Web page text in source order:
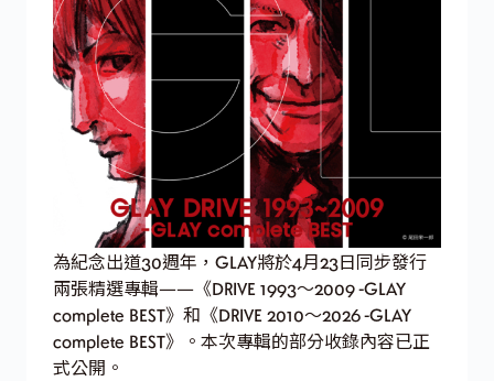
為紀念出道30週年，GLAY將於4月23日同步發行
兩張精選專輯——《DRIVE 1993～2009 -GLAY
complete BEST》和《DRIVE 2010～2026 -GLAY
complete BEST》。本次專輯的部分收錄內容已正
式公開。